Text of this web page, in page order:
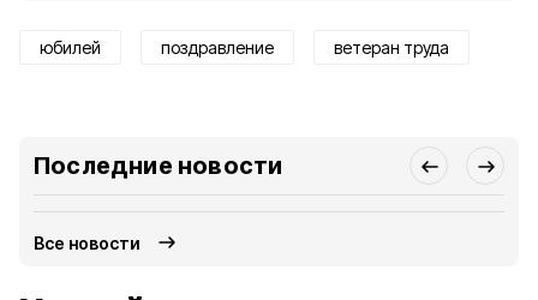
юбилей поздравление ветеран труда
Последние новости
Все новости